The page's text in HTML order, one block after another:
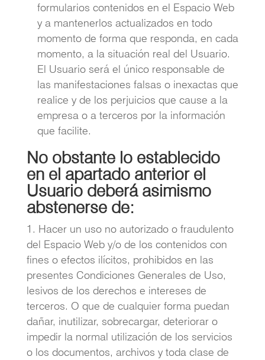
formularios contenidos en el Espacio Web
y a mantenerlos actualizados en todo
momento de forma que responda, en cada
momento, a la situación real del Usuario.
El Usuario será el único responsable de
las manifestaciones falsas o inexactas que
realice y de los perjuicios que cause a la
empresa o a terceros por la información
que facilite.
No obstante lo establecido
en el apartado anterior el
Usuario deberá asimismo
abstenerse de:
Hacer un uso no autorizado o fraudulento
del Espacio Web y/o de los contenidos con
fines o efectos ilícitos, prohibidos en las
presentes Condiciones Generales de Uso,
lesivos de los derechos e intereses de
terceros. O que de cualquier forma puedan
dañar, inutilizar, sobrecargar, deteriorar o
impedir la normal utilización de los servicios
o los documentos, archivos y toda clase de